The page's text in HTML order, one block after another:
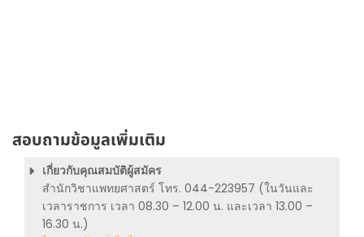
สอบถามข้อมูลเพิ่มเติม
เกี่ยวกับคุณสมบัติผู้สมัคร
สำนักวิชาแพทยศาสตร์ โทร. 044-223957 (ในวันและ
เวลาราชการ เวลา 08.30 – 12.00 น. และเวลา 13.00 –
16.30 น.)